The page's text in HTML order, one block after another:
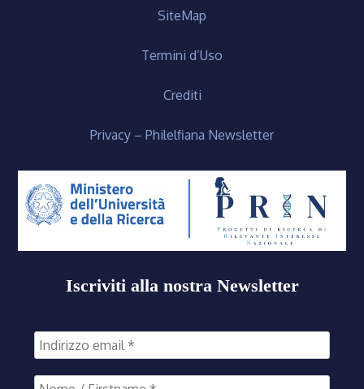
SiteMap
Termini d’Uso
Crediti
Privacy – Philelfiana Newsletter
Iscriviti alla nostra Newsletter